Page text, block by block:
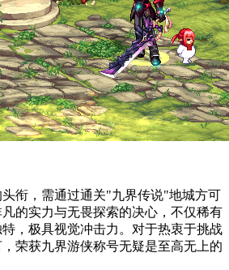
衔，需通过通关"九界传说"地城方可
的实力与无畏探索的决心，不仅稀有
，极具视觉冲击力。对于热衷于挑战
荣获九界游侠称号无疑是至高无上的